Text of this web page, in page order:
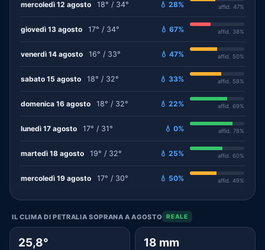
mercoledì 12 agosto 18° / 34° 💧 28% affid. 47%
giovedì 13 agosto 17° / 34° 💧 67% affid. 38%
venerdì 14 agosto 16° / 33° 💧 47% affid. 50%
sabato 15 agosto 18° / 32° 💧 33% affid. 58%
domenica 16 agosto 18° / 32° 💧 22% affid. 69%
lunedì 17 agosto 17° / 31° 💧 0% affid. 78%
martedì 18 agosto 19° / 32° 💧 25% affid. 60%
mercoledì 19 agosto 17° / 30° 💧 50% affid. 49%
IL CLIMA DI PETRALIA SOPRANA A AGOSTO REALE
25,8° 18 mm